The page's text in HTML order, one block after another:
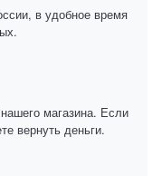
в удобное время
магазина. Если
вернуть деньги.